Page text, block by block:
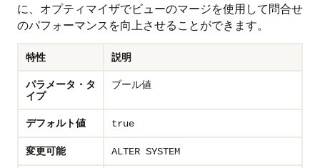
に、オプティマイザでビューのマージを使用して問合せ
のパフォーマンスを向上させることができます。
特性
説明
パラメータ・タ
イプ
ブール値
デフォルト値 true
変更可能 ALTER SYSTEM